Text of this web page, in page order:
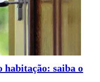
habitação: saiba o